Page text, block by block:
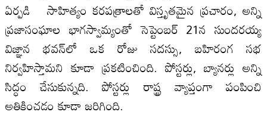
ఏర్పడి సాహిత్యం కరపత్రాలతో విస్తృతమైన ప్రచారం, అన్ని
ప్రజాసంఘాల భాగస్వామ్యంతో సెప్టెంబర్‌ 21న సుందరయ్య
విజ్ఞాన భవన్‌లో ఒక రోజు సదస్సు, బహిరంగ సభ
నిర్వహిస్తామని కూడా ప్రకటించింది. పోస్టర్లు, బ్యానర్లు అన్ని
సిద్ధం చేసుకున్నది. పోస్టర్లు రాష్ట్ర వ్యాప్తంగా పంపించి
అతికించడం కూడా జరిగింది.